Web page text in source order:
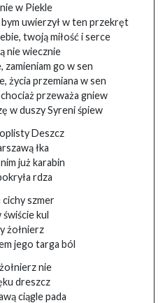
w Piekle
bym uwierzył w ten przekręt
twoją miłość i serce
nie wiecznie
zamieniam go w sen
życia przemiana w sen
przeważa gniew
w duszy Syreni śpiew
Deszcz
łka
już karabin
rdza
szmer
świście kul
żołnierz
jego targa ból
nie
dreszcz
ciągle pada